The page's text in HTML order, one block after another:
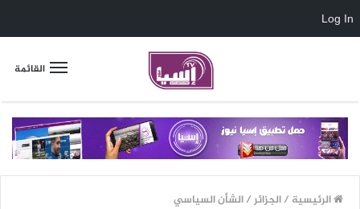
القائمة
الرئيسية /الجزائر/الشأن السياسي
Log In